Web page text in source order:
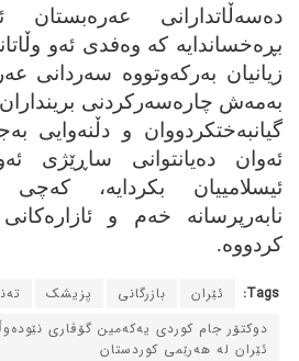
ده‌سه‌ڵاتدارانی عه‌ره‌بستان
بڕه‌خساندایه‌ که‌ وه‌فدی ئه‌و
زیانیان به‌رکه‌وتووه‌ سه‌ردانی
به‌مه‌ش چاره‌سه‌رکردنی
گیانبه‌ختکردووان و دڵنه‌وایی
ئه‌وان ده‌یانتوانی ساڕێژی
ئیسلامییان بکردایه،‌
نابه‌رپرسانه‌ خه‌م و ئازاره‌کانی
کردووه‌.
Tags: ئێران بازرگانی پزیشک
دوکتۆر جام کوردی یه‌که‌مین گۆڤاری
ئێران له‌ هه‌رێمی کوردستان